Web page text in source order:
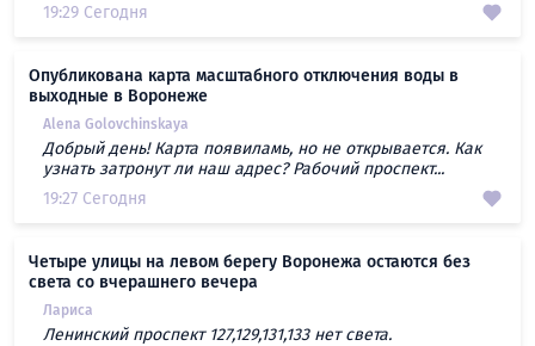
19:29 Сегодня
Опубликована карта масштабного отключения воды в
выходные в Воронеже
Alena Golovchinskaya
Добрый день! Карта появиламь, но не открывается. Как
узнать затронут ли наш адрес? Рабочий проспект...
19:27 Сегодня
Четыре улицы на левом берегу Воронежа остаются без
света со вчерашнего вечера
Лариса
Ленинский проспект 127,129,131,133 нет света.